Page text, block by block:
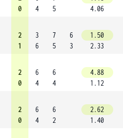
0
4
5
4.06
2
1
3
6
7
5
6
3
1.50
2.33
2
0
6
4
6
4
4.88
1.12
2
0
6
4
6
2
2.62
1.40